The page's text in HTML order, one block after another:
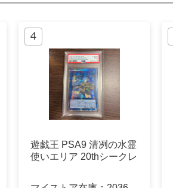
遊戯王 PSA9 清冽の水霊
使いエリア 20thシークレ